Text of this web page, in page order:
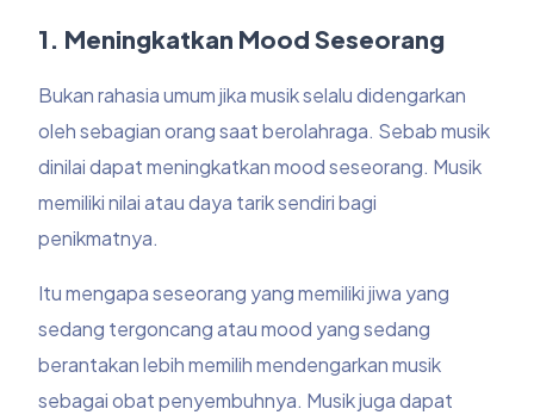
1. Meningkatkan Mood Seseorang
Bukan rahasia umum jika musik selalu didengarkan
oleh sebagian orang saat berolahraga. Sebab musik
dinilai dapat meningkatkan mood seseorang. Musik
memiliki nilai atau daya tarik sendiri bagi
penikmatnya.
Itu mengapa seseorang yang memiliki jiwa yang
sedang tergoncang atau mood yang sedang
berantakan lebih memilih mendengarkan musik
sebagai obat penyembuhnya. Musik juga dapat